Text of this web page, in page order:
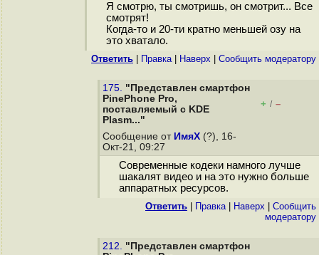
Я смотрю, ты смотришь, он смотрит... Все
смотрят!
Когда-то и 20-ти кратно меньшей озу на
это хватало.
Ответить Правка| Наверх Cообщить модератору
175. "Представлен смартфон
PinePhone Pro,
поставляемый с KDE
Plasm..."
+ / –
Сообщение от ИмяХ (?), 16-
Окт-21, 09:27
Современные кодеки намного лучше
шакалят видео и на это нужно больше
аппаратных ресурсов.
Ответить Правка| Наверх
Cообщить
модератору
212. "Представлен смартфон